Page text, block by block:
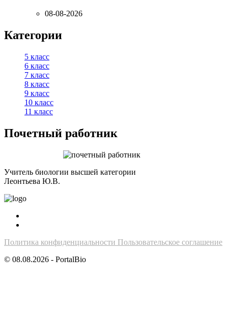
08-08-2026
Категории
5 класс
6 класс
7 класс
8 класс
9 класс
10 класс
11 класс
Почетный работник
Учитель биологии высшей категории
Леонтьева Ю.В.
Политика конфиденциальности Пользовательское соглашение
© 08.08.2026 - PortalBio